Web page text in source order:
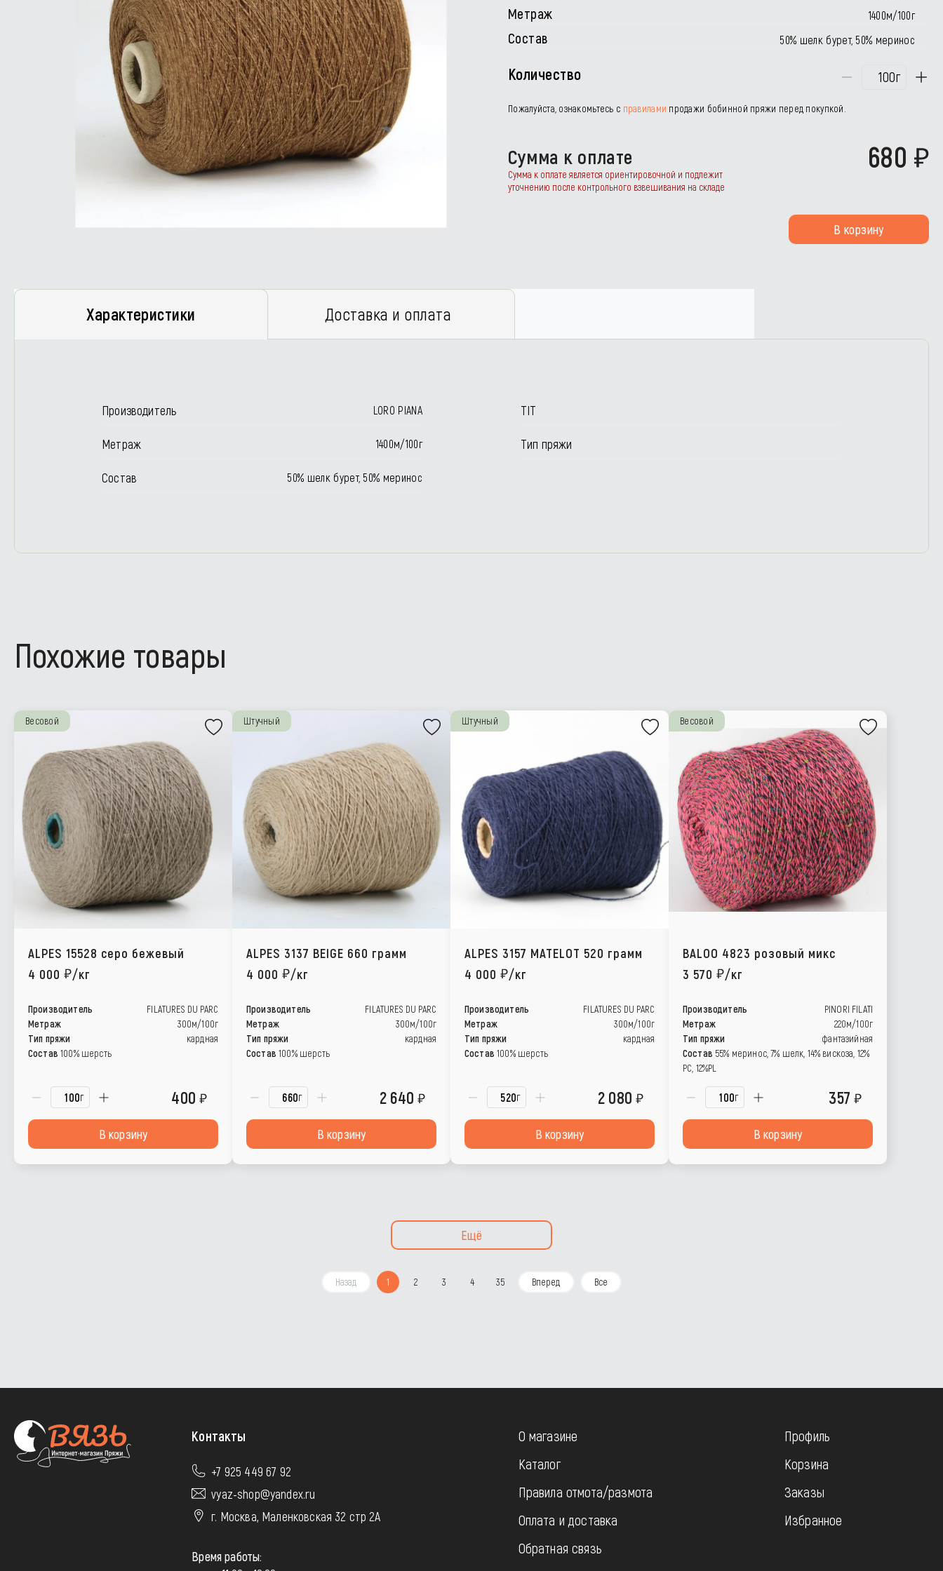
Метраж 1400м/100г
Состав 50% шелк бурет, 50% меринос
Количество г
Пожалуйста, ознакомьтесь с правилами продажи бобинной пряжи перед покупкой.
Сумма к оплате 680
Сумма к оплате является ориентировочной и подлежит
уточнению после контрольного взвешивания на складе
В корзину
Характеристики Доставка и оплата
Производитель LORO PIANA TIT
Метраж 1400м/100г Тип пряжи
Состав 50% шелк бурет, 50% меринос
Похожие товары
Весовой
ALPES 15528 серо бежевый
4 000
/кг
Производитель
FILATURES DU PARC
Метраж
300м/100г
Тип пряжи
кардная
Состав 100% шерсть
г 400
В корзину
Штучный
ALPES 3137 BEIGE 660 грамм
4 000
/кг
Производитель
FILATURES DU PARC
Метраж
300м/100г
Тип пряжи
кардная
Состав 100% шерсть
г 2 640
В корзину
Штучный
ALPES 3157 MATELOT 520 грамм
4 000
/кг
Производитель
FILATURES DU PARC
Метраж
300м/100г
Тип пряжи
кардная
Состав 100% шерсть
г 2 080
В корзину
Весовой
BALOO 4823 розовый микс
3 570
/кг
Производитель
PINORI FILATI
Метраж
220м/100г
Тип пряжи
фантазийная
Состав 55% меринос, 7% шелк, 14% вискоза, 12%
PC, 12%PL
г 357
В корзину
Ещё
Назад 1 2 3 4 35 Вперед Все
Контакты
+7 925 449 67 92
vyaz-shop@yandex.ru
г. Москва, Маленковская 32 стр 2А
Время работы:
О магазине
Каталог
Правила отмота/размота
Оплата и доставка
Обратная связь
Профиль
Корзина
Заказы
Избранное